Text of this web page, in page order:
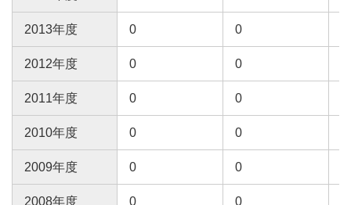
2013年度 0 0
2012年度 0 0
2011年度 0 0
2010年度 0 0
2009年度 0 0
2008年度 0 0